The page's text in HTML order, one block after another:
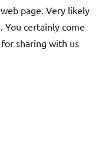
page. Very likely
You certainly come
sharing with us